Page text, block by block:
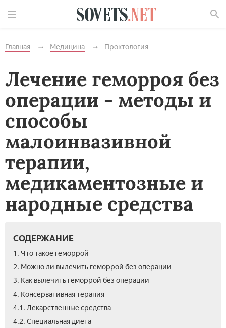
Главная Медицина Проктология
Лечение геморроя без
операции - методы и
способы
малоинвазивной
терапии,
медикаментозные и
народные средства
СОДЕРЖАНИЕ
1. Что такое геморрой
2. Можно ли вылечить геморрой без операции
3. Как вылечить геморрой без операции
4. Консервативная терапия
4.1. Лекарственные средства
4.2. Специальная диета